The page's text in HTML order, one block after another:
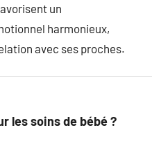
un
harmonieux,
avec ses proches.
les soins de bébé ?